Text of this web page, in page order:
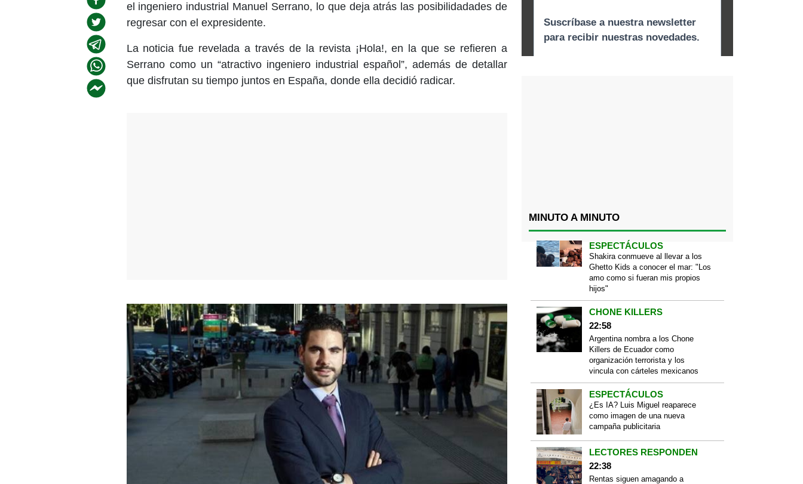
el ingeniero industrial Manuel Serrano, lo que deja atrás las posibilidadades de
regresar con el expresidente.
La noticia fue revelada a través de la revista ¡Hola!, en la que se refieren a
Serrano como un “atractivo ingeniero industrial español”, además de detallar
que disfrutan su tiempo juntos en España, donde ella decidió radicar.
MINUTO A MINUTO
ESPECTÁCULOS
Shakira conmueve al llevar a los
Ghetto Kids a conocer el mar: "Los
amo como si fueran mis propios
hijos"
CHONE KILLERS
22:58
Argentina nombra a los Chone
Killers de Ecuador como
organización terrorista y los
vincula con cárteles mexicanos
ESPECTÁCULOS
¿Es IA? Luis Miguel reaparece
como imagen de una nueva
campaña publicitaria
LECTORES RESPONDEN
22:38
Rentas siguen amagando a